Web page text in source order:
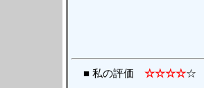
■ 私の評価 ☆☆☆☆☆